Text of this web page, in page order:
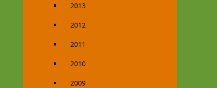
2013
2012
2011
2010
2009